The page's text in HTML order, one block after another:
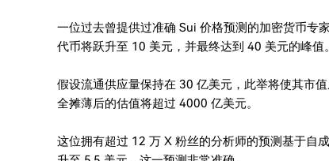
一位过去曾提供过准确 Sui 价格预测的加密货币专
代币将跃升至 10 美元，并最终达到 40 美元的峰值。
假设流通供应量保持在 30 亿美元，此举将使其市
全摊薄后的估值将超过 4000 亿美元。
这位拥有超过 12 万 X 粉丝的分析师的预测基于自